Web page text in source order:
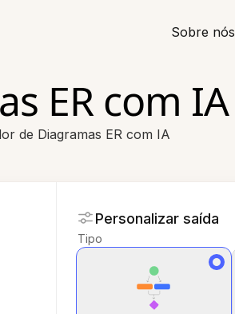
Sobre nós
ER com IA
de Diagramas ER com IA
Personalizar saída
Tipo